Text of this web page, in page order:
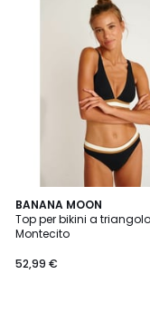
BANANA MOON
Top per bikini a
Montecito
52,99 €